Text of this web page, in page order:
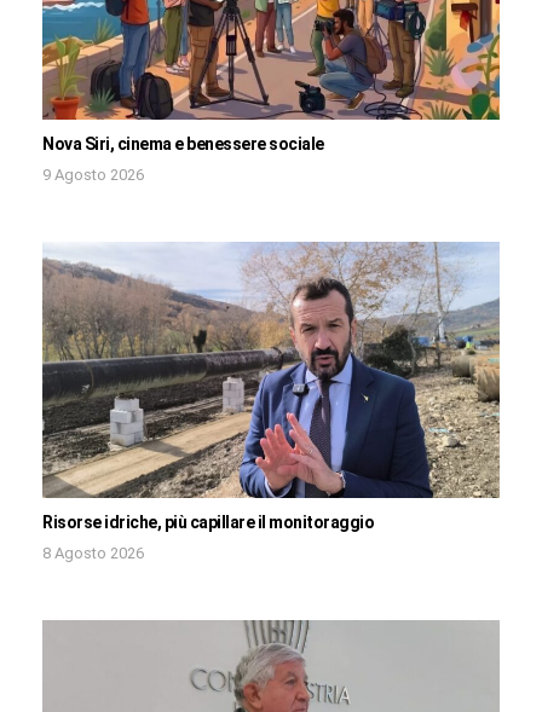
Nova Siri, cinema e benessere sociale
9 Agosto 2026
Risorse idriche, più capillare il monitoraggio
8 Agosto 2026